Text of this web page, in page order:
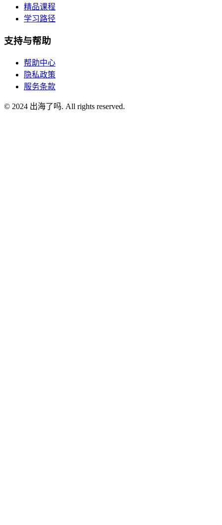
精品课程
学习路径
支持与帮助
帮助中心
隐私政策
服务条款
© 2024 出海了吗. All rights reserved.